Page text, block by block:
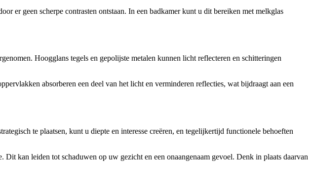
er geen scherpe contrasten ontstaan. In een badkamer kunt u dit bereiken met melkglas
Hoogglans tegels en gepolijste metalen kunnen licht reflecteren en schitteringen
absorberen een deel van het licht en verminderen reflecties, wat bijdraagt aan een
te plaatsen, kunt u diepte en interesse creëren, en tegelijkertijd functionele behoeften
kan leiden tot schaduwen op uw gezicht en een onaangenaam gevoel. Denk in plaats daarvan